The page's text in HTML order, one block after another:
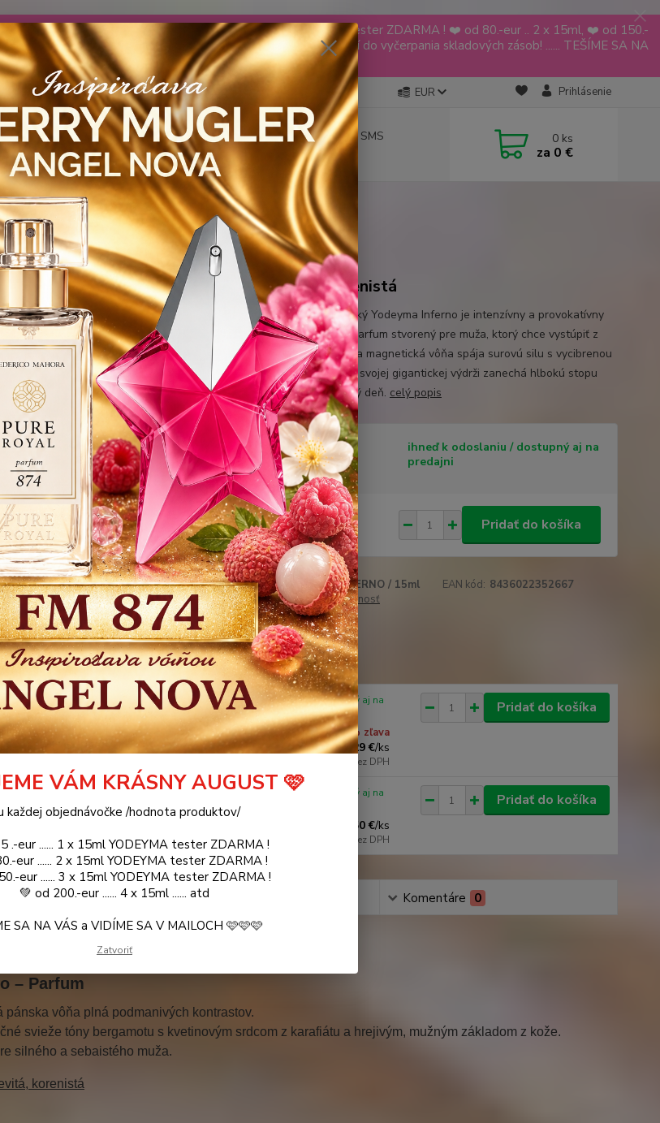
.-eur CENA PRODUKTOV si môžte vybrať .. 15ml YODEYMA tester ZDARMA ! ❤️ od 80.-eur .. 2 x 15ml, ❤️ od 150.-
TERBA VPÍSAŤ V SEKCII DODACE ÚDAJE) ! Akcia platí do vyčerpania skladových zásob! ...... TEŠÍME SA NA
V MAILOCH a v Košiciach :) aj OSOBNE. 👋🤚👋 .. 🌹🌹🌹
Blog EUR Prihlásenie
Hľadať Objednávky aj cez SMS
0944 619 068
0 ks
za 0 €
PARFEMY 15ml INFERNO - YODEYMA .. 15ml
YODEYMA .. 15ml
Drevitá, korenistá
Ohnivý a magnetický Yodeyma Inferno je intenzívny a provokatívny
drevito-korenistý parfum stvorený pre muža, ktorý chce vystúpiť z
davu. Táto ohnivá a magnetická vôňa spája surovú silu s vycibrenou
eleganciou. Vďaka svojej gigantickej výdrži zanechá hlbokú stopu
sebadôvery po celý deň. celý popis
Dostupnosť
ihneď k odoslaniu / dostupný aj na
predajni
9 €/ks
7,32 € bez DPH
Pridať do košíka
Číslo produktu: INFERNO / 15ml EAN kód: 8436022352667
Strážiť cenu / dostupnosť
Do obľúbených
.. 100ml
3 % zľava
29 €/ks
bez DPH
ihneď k odoslaniu / dostupný aj na
predajni
Pridať do košíka
.. 2ml
2,50 €/ks
bez DPH
ihneď k odoslaniu / dostupný aj na
Pridať do košíka
Parametre Komentáre 0
– Parfum
pánska vôňa plná podmanivých kontrastov.
svieže tóny bergamotu s kvetinovým srdcom z karafiátu a hrejivým, mužným základom z kože.
silného a sebaistého muža.
korenistá
VÁM KRÁSNY AUGUST 🩷
každej objednávočke /hodnota produktov/
.-eur ...... 1 x 15ml YODEYMA tester ZDARMA !
eur ...... 2 x 15ml YODEYMA tester ZDARMA !
eur ...... 3 x 15ml YODEYMA tester ZDARMA !
💚 od 200.-eur ...... 4 x 15ml ...... atd
SA NA VÁS a VIDÍME SA V MAILOCH 🩷🩷🩷
Zatvoriť